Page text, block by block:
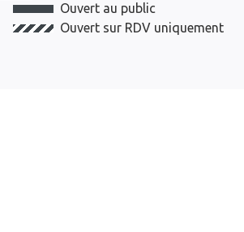
Ouvert au public
Ouvert sur RDV uniquement